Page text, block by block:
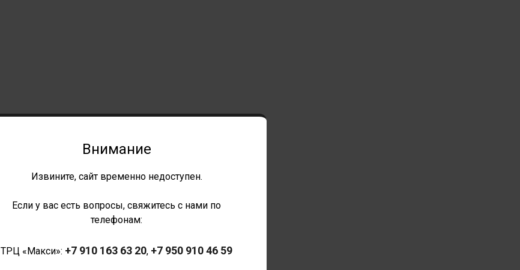
Внимание
Извините, сайт временно недоступен.
Если у вас есть вопросы, свяжитесь с нами по
телефонам:
ТРЦ «Макси»: +7 910 163 63 20, +7 950 910 46 59